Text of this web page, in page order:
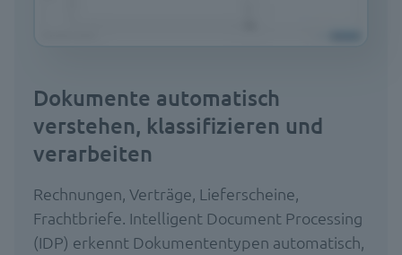
Dokumente automatisch
verstehen, klassifizieren und
verarbeiten
Rechnungen, Verträge, Lieferscheine,
Frachtbriefe. Intelligent Document Processing
(IDP) erkennt Dokumententypen automatisch,